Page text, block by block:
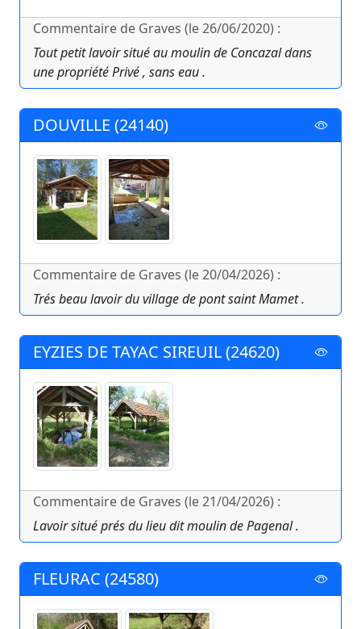
Commentaire de Graves (le 26/06/2020) :
Tout petit lavoir situé au moulin de Concazal dans
une propriété Privé , sans eau .
DOUVILLE (24140)
Commentaire de Graves (le 20/04/2026) :
Trés beau lavoir du village de pont saint Mamet .
EYZIES DE TAYAC SIREUIL (24620)
Commentaire de Graves (le 21/04/2026) :
Lavoir situé prés du lieu dit moulin de Pagenal .
FLEURAC (24580)